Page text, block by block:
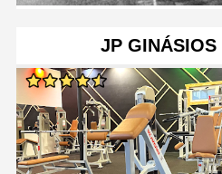
JP GINÁSIOS